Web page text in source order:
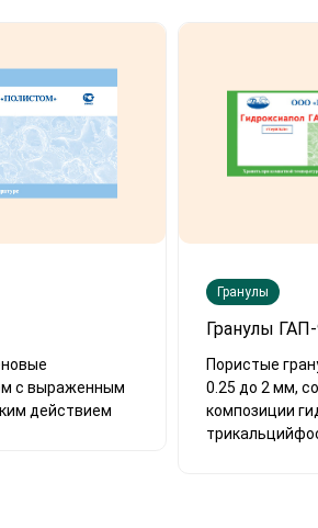
с выраженным
действием
Гранулы
Гранулы
Пористые
0.25 до 2 мм,
композиции